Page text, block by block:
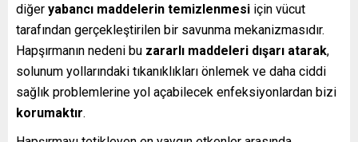
diğer yabancı maddelerin temizlenmesi için vücut
tarafından gerçekleştirilen bir savunma mekanizmasıdır.
Hapşırmanın nedeni bu zararlı maddeleri dışarı atarak,
solunum yollarındaki tıkanıklıkları önlemek ve daha ciddi
sağlık problemlerine yol açabilecek enfeksiyonlardan bizi
korumaktır.